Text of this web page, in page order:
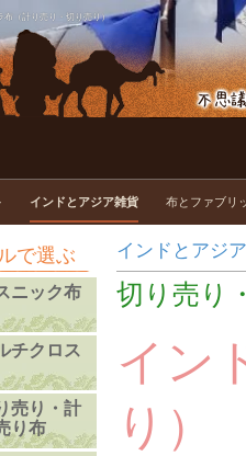
布（計り売り・切り売り）
インドとアジア雑貨 布とファブリ
で選ぶ
ニック布
チクロス
売り・計
り布
インドとアジ
切り売り
イン
り）